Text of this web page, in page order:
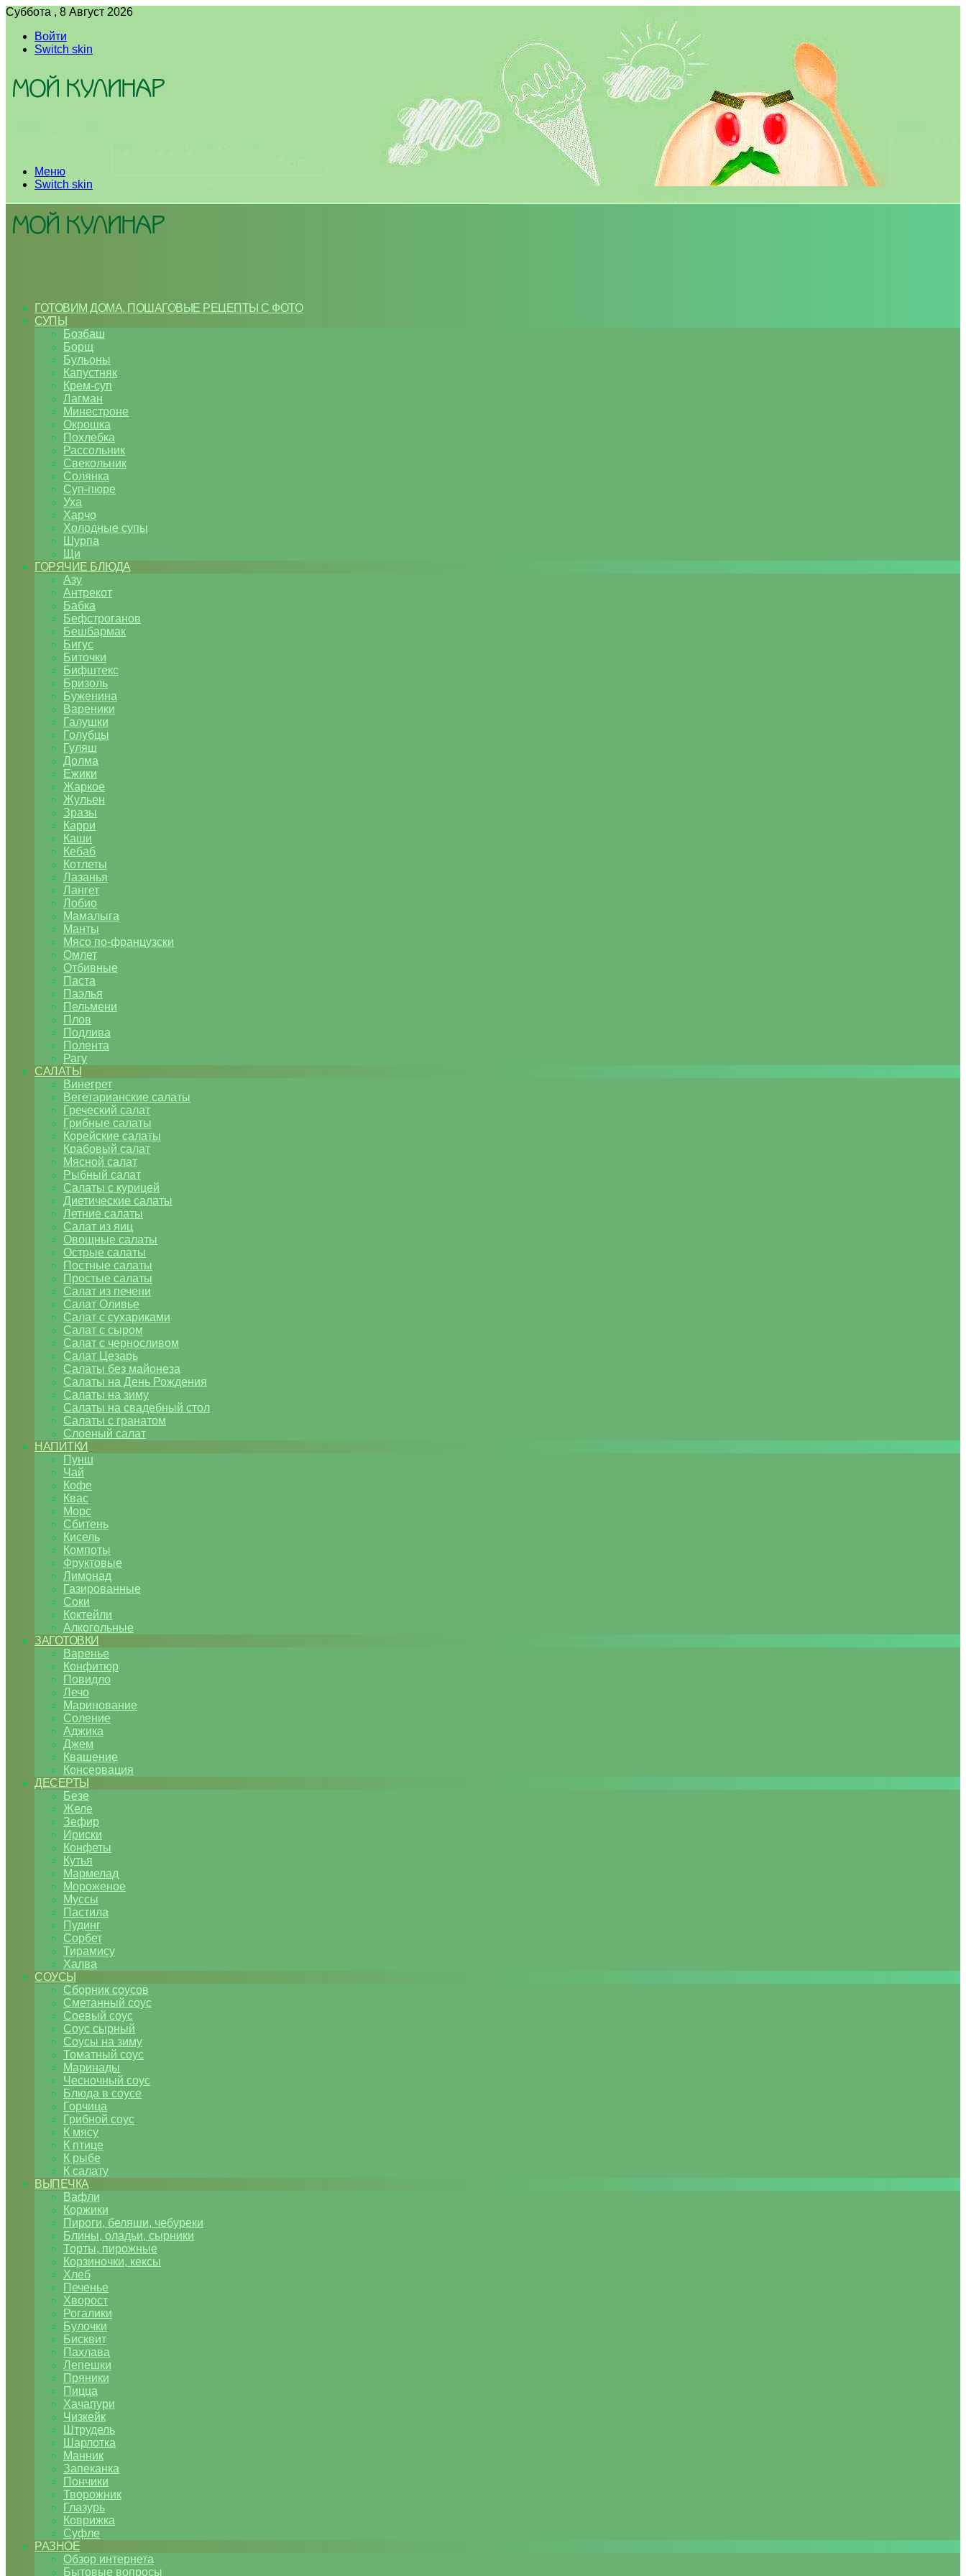
Суббота , 8 Август 2026
Войти
Switch skin
Меню
Switch skin
ГОТОВИМ ДОМА. ПОШАГОВЫЕ РЕЦЕПТЫ С ФОТО
СУПЫ
Бозбаш
Борщ
Бульоны
Капустняк
Крем-суп
Лагман
Минестроне
Окрошка
Похлебка
Рассольник
Свекольник
Солянка
Суп-пюре
Уха
Харчо
Холодные супы
Шурпа
Щи
ГОРЯЧИЕ БЛЮДА
Азу
Антрекот
Бабка
Бефстроганов
Бешбармак
Бигус
Биточки
Бифштекс
Бризоль
Буженина
Вареники
Галушки
Голубцы
Гуляш
Долма
Ежики
Жаркое
Жульен
Зразы
Карри
Каши
Кебаб
Котлеты
Лазанья
Лангет
Лобио
Мамалыга
Манты
Мясо по-французски
Омлет
Отбивные
Паста
Паэлья
Пельмени
Плов
Подлива
Полента
Рагу
САЛАТЫ
Винегрет
Вегетарианские салаты
Греческий салат
Грибные салаты
Корейские салаты
Крабовый салат
Мясной салат
Рыбный салат
Салаты с курицей
Диетические салаты
Летние салаты
Салат из яиц
Овощные салаты
Острые салаты
Постные салаты
Простые салаты
Салат из печени
Салат Оливье
Салат с сухариками
Салат с сыром
Салат с черносливом
Салат Цезарь
Салаты без майонеза
Салаты на День Рождения
Салаты на зиму
Салаты на свадебный стол
Салаты с гранатом
Слоеный салат
НАПИТКИ
Пунш
Чай
Кофе
Квас
Морс
Сбитень
Кисель
Компоты
Фруктовые
Лимонад
Газированные
Соки
Коктейли
Алкогольные
ЗАГОТОВКИ
Варенье
Конфитюр
Повидло
Лечо
Маринование
Соление
Аджика
Джем
Квашение
Консервация
ДЕСЕРТЫ
Безе
Желе
Зефир
Ириски
Конфеты
Кутья
Мармелад
Мороженое
Муссы
Пастила
Пудинг
Сорбет
Тирамису
Халва
СОУСЫ
Сборник соусов
Сметанный соус
Соевый соус
Соус сырный
Соусы на зиму
Томатный соус
Маринады
Чесночный соус
Блюда в соусе
Горчица
Грибной соус
К мясу
К птице
К рыбе
К салату
ВЫПЕЧКА
Вафли
Коржики
Пироги, беляши, чебуреки
Блины, оладьи, сырники
Торты, пирожные
Корзиночки, кексы
Хлеб
Печенье
Хворост
Рогалики
Булочки
Бисквит
Пахлава
Лепешки
Пряники
Пицца
Хачапури
Чизкейк
Штрудель
Шарлотка
Манник
Запеканка
Пончики
Творожник
Глазурь
Коврижка
Суфле
РАЗНОЕ
Обзор интернета
Бытовые вопросы